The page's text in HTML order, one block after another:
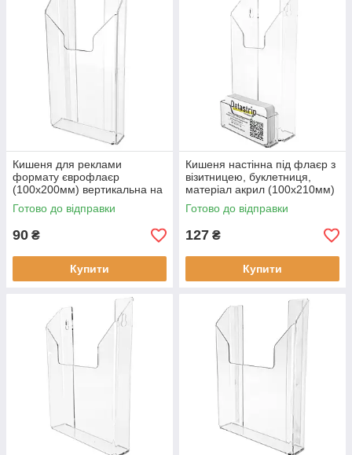
Кишеня для реклами
формату єврофлаєр
(100х200мм) вертикальна на
скотчі, акрилова
Готово до відправки
90 ₴
Купити
Кишеня настінна під флаєр з
візитницею, буклетниця,
матеріал акрил (100х210мм)
Готово до відправки
127 ₴
Купити